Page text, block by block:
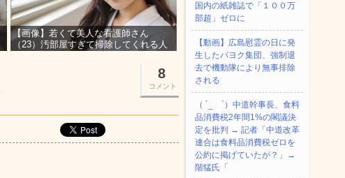
【画像】若くて美人な看護師さん
（23）汚部屋すぎて掃除してくれる人
8
コメント
国内の紙雑誌で「１００万
部超」ゼロに
【動画】広島慰霊の日に発
生したパヨク集団、強制退
去で機動隊により無事排除
される
（ ´_ゝ`）中道幹事長、食料
品消費税2年間1%の閣議決
定を批判 → 記者「中道改革
連合は食料品消費税ゼロを
公約に掲げていたが？」→
階猛氏「